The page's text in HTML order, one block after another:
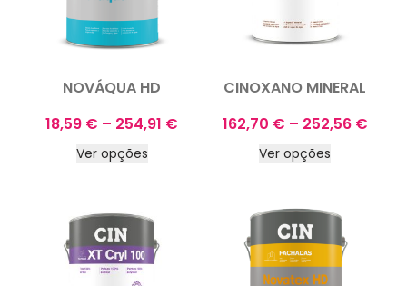
NOVÁQUA HD
18,59 € – 254,91 €
Ver opções
CINOXANO MINERAL
162,70 € – 252,56 €
Ver opções